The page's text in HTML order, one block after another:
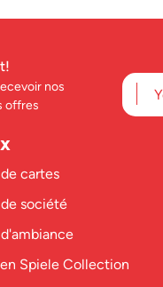
nos
offres
cartes
société
Spiele Collection